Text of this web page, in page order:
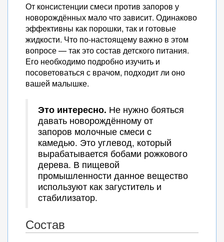
От консистенции смеси против запоров у
новорождённых мало что зависит. Одинаково
эффективны как порошки, так и готовые
жидкости. Что по-настоящему важно в этом
вопросе — так это состав детского питания.
Его необходимо подробно изучить и
посоветоваться с врачом, подходит ли оно
вашей малышке.
Это интересно. Не нужно бояться
давать новорождённому от
запоров молочные смеси с
камедью. Это углевод, который
вырабатывается бобами рожкового
дерева. В пищевой
промышленности данное вещество
используют как загуститель и
стабилизатор.
Состав